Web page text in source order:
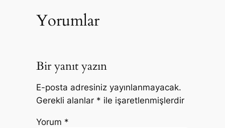
Yorumlar
Bir yanıt yazın
E-posta adresiniz yayınlanmayacak.
Gerekli alanlar * ile işaretlenmişlerdir
Yorum *